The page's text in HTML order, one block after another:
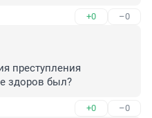
+0 –0
преступления
здоров был?
+0 –0